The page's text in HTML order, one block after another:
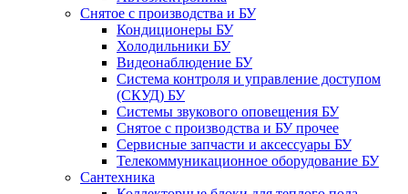
Снятое с производства и БУ
Кондиционеры БУ
Холодильники БУ
Видеонаблюдение БУ
Система контроля и управление доступом
(СКУД) БУ
Системы звукового оповещения БУ
Снятое с производства и БУ прочее
Сервисные запчасти и аксессуары БУ
Телекоммуникационное оборудование БУ
Сантехника